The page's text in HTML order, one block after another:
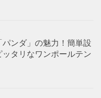
ンダ」の魅力！簡単設
タリなワンポールテン